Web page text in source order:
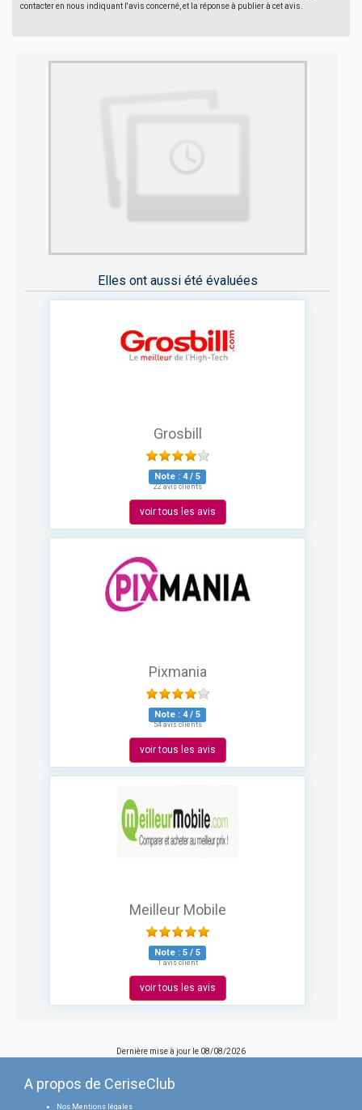
contacter en nous indiquant l'avis concerné, et la réponse à publier à cet avis.
Elles ont aussi été évaluées
Grosbill
Note : 4/ 5
22 avis clients
voir tous les avis
Pixmania
Note : 4/ 5
54 avis clients
voir tous les avis
Meilleur Mobile
Note : 5 / 5
1 avis client
voir tous les avis
Dernière mise à jour le 08/08/2026
A propos de CeriseClub
Nos Mentions légales